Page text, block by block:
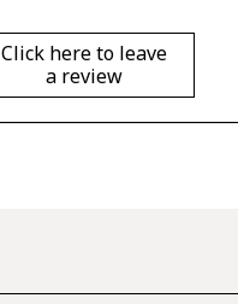
Click here to leave
a review